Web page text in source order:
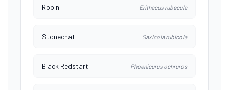
Robin Erithacus rubecula
Stonechat Saxicola rubicola
Black Redstart Phoenicurus ochruros